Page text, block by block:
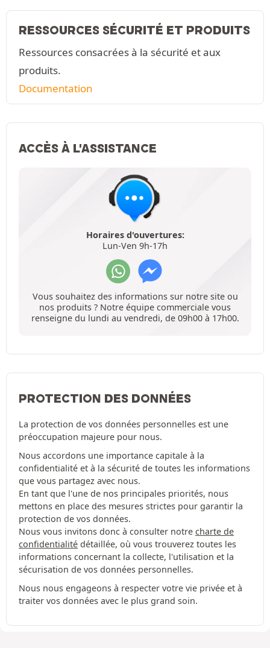
RESSOURCES SÉCURITÉ ET PRODUITS
Ressources consacrées à la sécurité et aux
produits.
Documentation
ACCÈS À L'ASSISTANCE
Horaires d'ouvertures:
Lun-Ven 9h-17h
Vous souhaitez des informations sur notre site ou
nos produits ? Notre équipe commerciale vous
renseigne du lundi au vendredi, de 09h00 à 17h00.
PROTECTION DES DONNÉES
La protection de vos données personnelles est une
préoccupation majeure pour nous.
Nous accordons une importance capitale à la
confidentialité et à la sécurité de toutes les informations
que vous partagez avec nous.
En tant que l'une de nos principales priorités, nous
mettons en place des mesures strictes pour garantir la
protection de vos données.
Nous vous invitons donc à consulter notre charte de
confidentialité détaillée, où vous trouverez toutes les
informations concernant la collecte, l'utilisation et la
sécurisation de vos données personnelles.
Nous nous engageons à respecter votre vie privée et à
traiter vos données avec le plus grand soin.